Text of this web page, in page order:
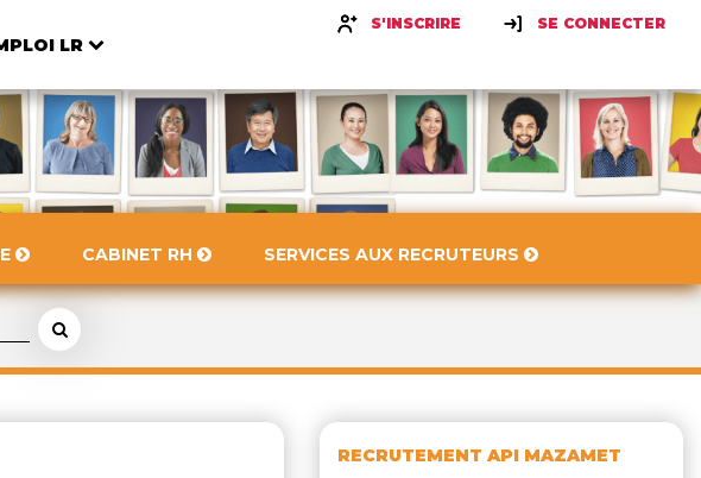
LR
S'INSCRIRE SE CONNECTER
CABINET RH SERVICES AUX RECRUTEURS
RECRUTEMENT API MAZAMET